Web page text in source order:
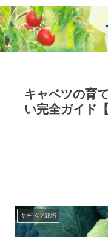
キャベツの育
い完全ガイド
キャベツ栽培